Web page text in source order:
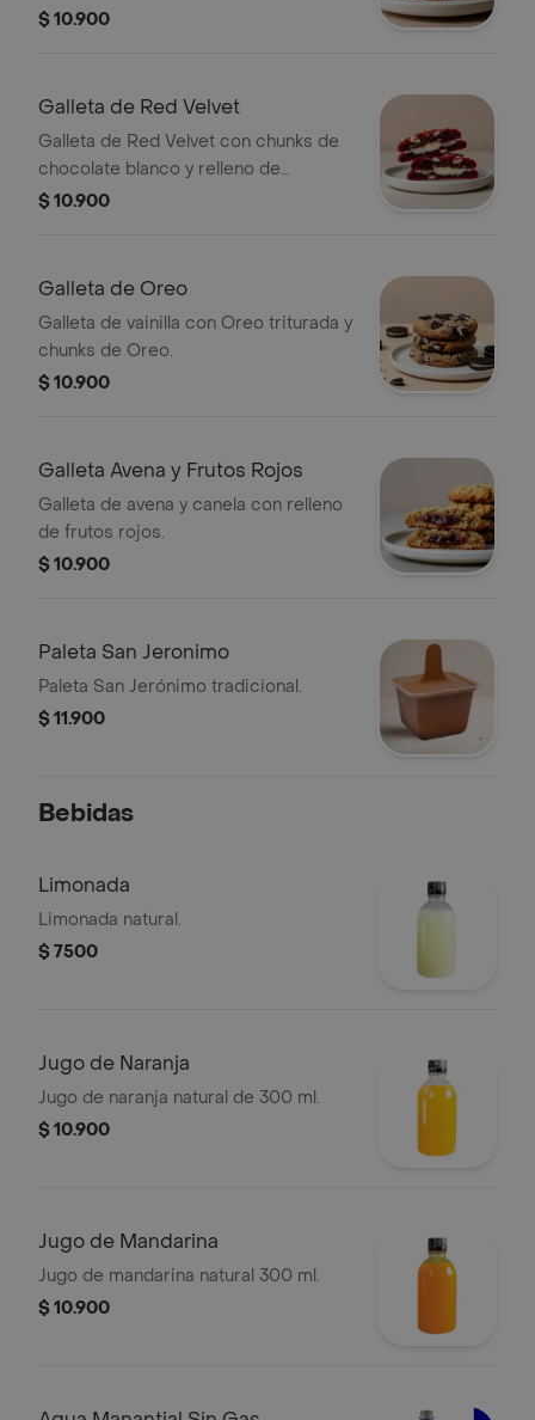
$ 10.900
Galleta de Red Velvet
Galleta de Red Velvet con chunks de
chocolate blanco y relleno de
Cheesecake.
$ 10.900
Galleta de Oreo
Galleta de vainilla con Oreo triturada y
chunks de Oreo.
$ 10.900
Galleta Avena y Frutos Rojos
Galleta de avena y canela con relleno
de frutos rojos.
$ 10.900
Paleta San Jeronimo
Paleta San Jerónimo tradicional.
$ 11.900
Bebidas
Limonada
Limonada natural.
$ 7500
Jugo de Naranja
Jugo de naranja natural de 300 ml.
$ 10.900
Jugo de Mandarina
Jugo de mandarina natural 300 ml.
$ 10.900